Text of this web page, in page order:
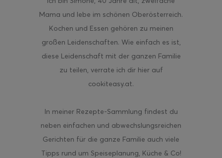
Mama und lebe im schönen Oberösterreich.
Kochen und Essen gehören zu meinen
großen Leidenschaften. Wie einfach es ist,
diese Leidenschaft mit der ganzen Familie
zu teilen, verrate ich dir hier auf
cookiteasy.at.
In meiner Rezepte-Sammlung findest du
neben einfachen und abwechslungsreichen
Gerichten für die ganze Familie auch viele
Tipps rund um Speiseplanung, Küche & Co!